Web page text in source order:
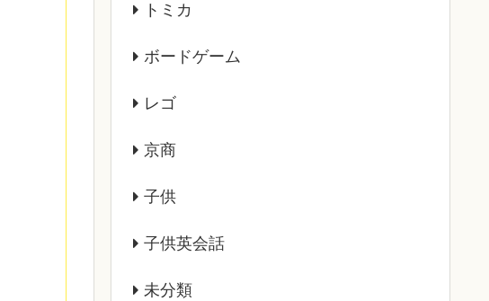
トミカ
ボードゲーム
レゴ
京商
子供
子供英会話
未分類